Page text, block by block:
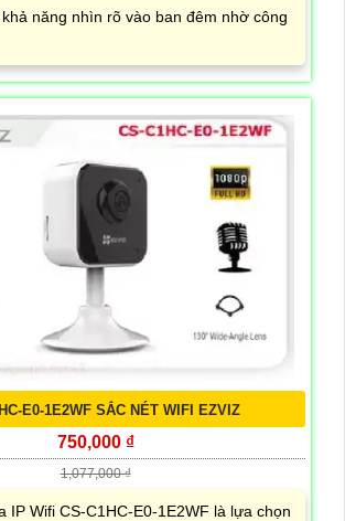
năng nhìn rõ vào ban đêm nhờ công
E0-1E2WF SẮC NÉT WIFI EZVIZ
750,000 ₫
1,077,000 ₫
IP Wifi CS-C1HC-E0-1E2WF là lựa chọn